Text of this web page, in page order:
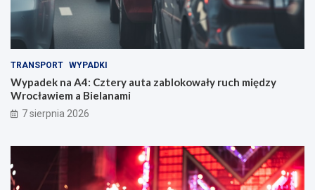
TRANSPORT WYPADKI
Wypadek na A4: Cztery auta zablokowały ruch między
Wrocławiem a Bielanami
7 sierpnia 2026